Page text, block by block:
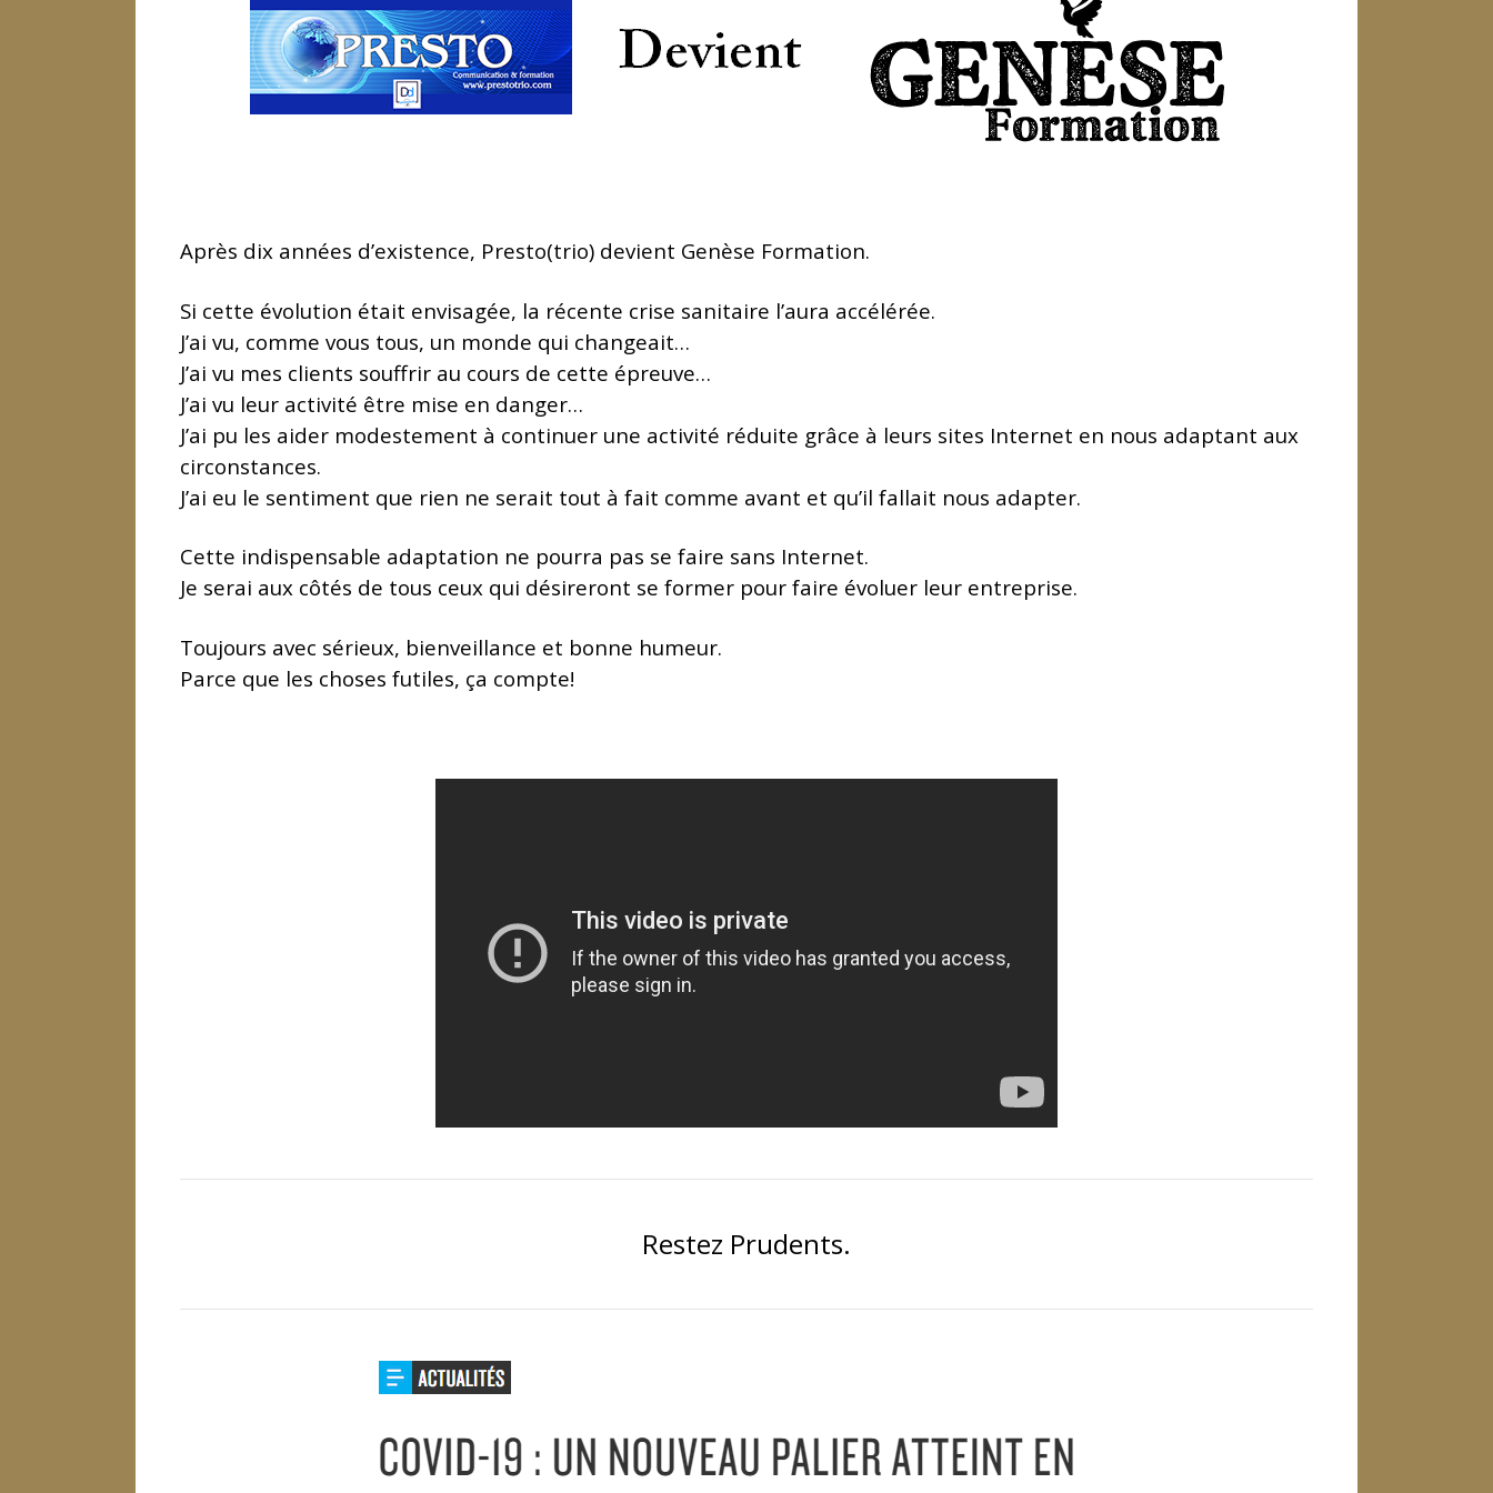
Après dix années d’existence, Presto(trio) devient Genèse Formation.
Si cette évolution était envisagée, la récente crise sanitaire l’aura accélérée.
J’ai vu, comme vous tous, un monde qui changeait…
J’ai vu mes clients souffrir au cours de cette épreuve…
J’ai vu leur activité être mise en danger…
J’ai pu les aider modestement à continuer une activité réduite grâce à leurs sites Internet en nous adaptant aux
circonstances.
J’ai eu le sentiment que rien ne serait tout à fait comme avant et qu’il fallait nous adapter.
Cette indispensable adaptation ne pourra pas se faire sans Internet.
Je serai aux côtés de tous ceux qui désireront se former pour faire évoluer leur entreprise.
Toujours avec sérieux, bienveillance et bonne humeur.
Parce que les choses futiles, ça compte!
Restez Prudents.